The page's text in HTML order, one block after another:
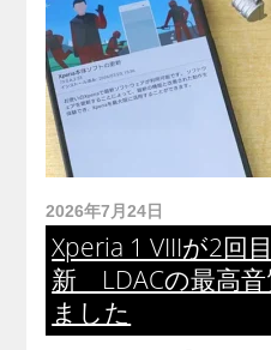
2026年7月24日
Xperia 1 VIIIが2回
新 LDACの最高
ました